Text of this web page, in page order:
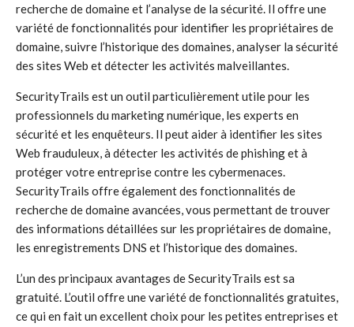
recherche de domaine et l’analyse de la sécurité. Il offre une
variété de fonctionnalités pour identifier les propriétaires de
domaine, suivre l’historique des domaines, analyser la sécurité
des sites Web et détecter les activités malveillantes.
SecurityTrails est un outil particulièrement utile pour les
professionnels du marketing numérique, les experts en
sécurité et les enquêteurs. Il peut aider à identifier les sites
Web frauduleux, à détecter les activités de phishing et à
protéger votre entreprise contre les cybermenaces.
SecurityTrails offre également des fonctionnalités de
recherche de domaine avancées, vous permettant de trouver
des informations détaillées sur les propriétaires de domaine,
les enregistrements DNS et l’historique des domaines.
L’un des principaux avantages de SecurityTrails est sa
gratuité. L’outil offre une variété de fonctionnalités gratuites,
ce qui en fait un excellent choix pour les petites entreprises et